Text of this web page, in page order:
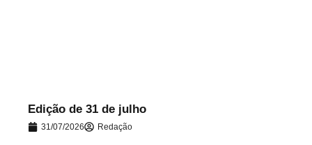
Edição de 31 de julho
31/07/2026 Redação